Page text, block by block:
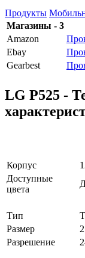
Продукты
Магазины - 3
Amazon
Ebay
Gearbest
LG P525 -
Корпус
Доступные
цвета
Тип
Размер
Разрешение